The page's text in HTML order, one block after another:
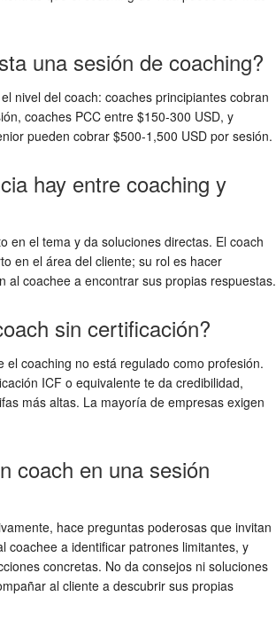
una sesión de coaching?
nivel del coach: coaches principiantes cobran
coaches PCC entre $150-300 USD, y
pueden cobrar $500-1,500 USD por sesión.
hay entre coaching y
en el tema y da soluciones directas. El coach
en el área del cliente; su rol es hacer
al coachee a encontrar sus propias respuestas.
sin certificación?
el coaching no está regulado como profesión.
ICF o equivalente te da credibilidad,
más altas. La mayoría de empresas exigen
coach en una sesión
hace preguntas poderosas que invitan
coachee a identificar patrones limitantes, y
concretas. No da consejos ni soluciones
al cliente a descubrir sus propias